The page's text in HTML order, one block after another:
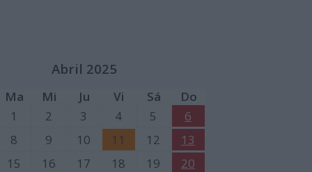
Abril 2025
Ma Mi Ju Vi Sá
Do
1
2 3 4 5
6
8
9 10 11 12
13
15
16 17 18 19
20